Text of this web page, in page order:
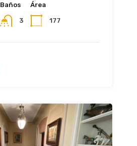
Baños
3
Área
177